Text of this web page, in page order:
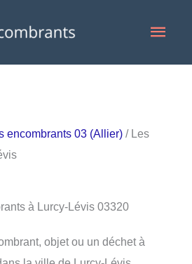
encombrants 03 (Allier) / Les
à Lurcy-Lévis 03320
objet ou un déchet à